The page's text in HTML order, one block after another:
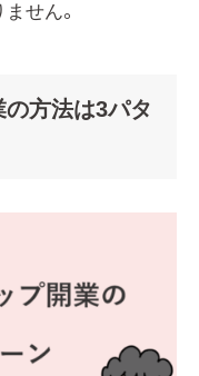
せん。
方法は3パタ